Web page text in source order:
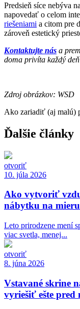
Predsieň síce nebýva
napovedať o celom
riešeniami a citom pre
zároveň estetický
Kontaktujte nás a
doma privíta každý
Zdroj obrázkov: WSD
Ako zariadiť (aj malú)
Ďalšie články
otvoriť
10. júla 2026
Ako vytvoriť
nábytku na mieru
Leto prirodzene mení
viac svetla, menej...
otvoriť
8. júna 2026
Vstavané skrine
vyriešiť ešte pred